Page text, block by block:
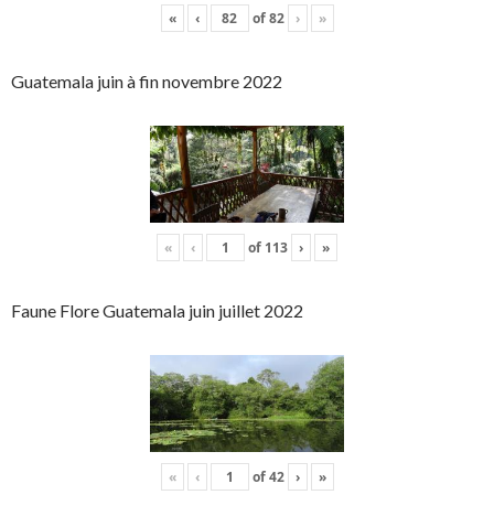
« ‹ of82 › »
Guatemala juin à fin novembre 2022
« ‹ of 113 › »
Faune Flore Guatemala juin juillet 2022
« ‹ of42 › »